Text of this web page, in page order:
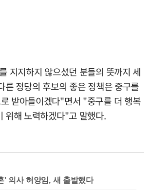
지지하지 않으셨던 분들의 뜻까지 세
른 정당의 후보의 좋은 정책은 중구를
받아들이겠다"면서 "중구를 더 행복
위해 노력하겠다"고 말했다.
' 의사 허양임, 새 출발했다